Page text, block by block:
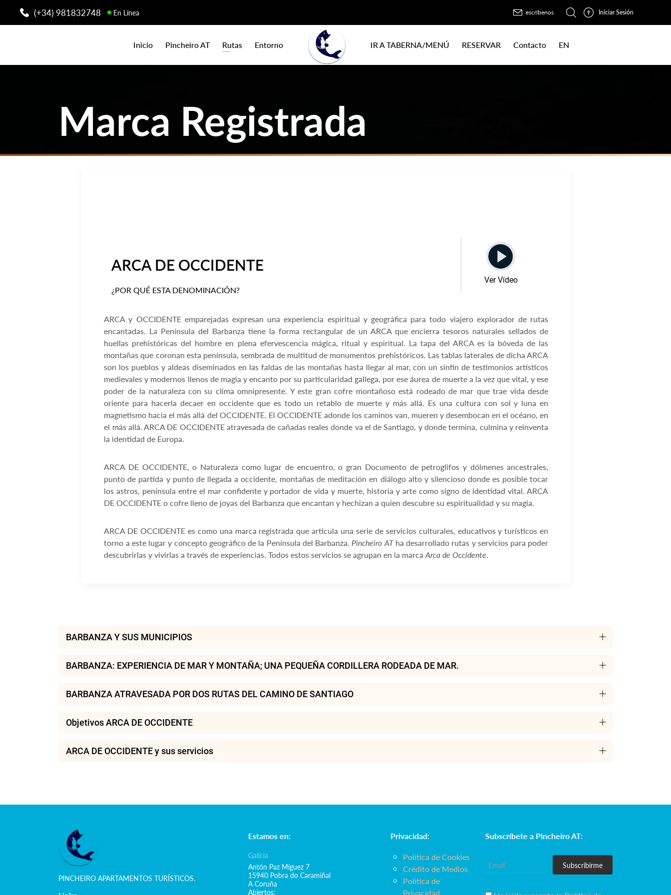
(+34) 981832748 En Línea escríbenos Iniciar Sesión
Inicio Pincheiro AT Rutas Entorno IR A TABERNA/MENÚ RESERVAR Contacto EN
Marca Registrada
ARCA DE OCCIDENTE
¿POR QUÉ ESTA DENOMINACIÓN?
Ver Vídeo
ARCA y OCCIDENTE emparejadas expresan una experiencia espiritual y geográfica para todo viajero explorador de rutas
encantadas. La Península del Barbanza tiene la forma rectangular de un ARCA que encierra tesoros naturales sellados de
huellas prehistóricas del hombre en plena efervescencia mágica, ritual y espiritual. La tapa del ARCA es la bóveda de las
montañas que coronan esta península, sembrada de multitud de monumentos prehistóricos. Las tablas laterales de dicha ARCA
son los pueblos y aldeas diseminados en las faldas de las montañas hasta llegar al mar, con un sinfín de testimonios artísticos
medievales y modernos llenos de magia y encanto por su particularidad gallega, por ese áurea de muerte a la vez que vital, y ese
poder de la naturaleza con su clima omnipresente. Y este gran cofre montañoso está rodeado de mar que trae vida desde
oriente para hacerla decaer en occidente que es todo un retablo de muerte y más allá. Es una cultura con sol y luna en
magnetismo hacia el más allá del OCCIDENTE. El OCCIDENTE adonde los caminos van, mueren y desembocan en el océano, en
el más allá. ARCA DE OCCIDENTE atravesada de cañadas reales donde va el de Santiago, y donde termina, culmina y reinventa
la identidad de Europa.
ARCA DE OCCIDENTE, o Naturaleza como lugar de encuentro, o gran Documento de petroglifos y dólmenes ancestrales,
punto de partida y punto de llegada a occidente, montañas de meditación en diálogo alto y silencioso donde es posible tocar
los astros, península entre el mar confidente y portador de vida y muerte, historia y arte como signo de identidad vital. ARCA
DE OCCIDENTE o cofre lleno de joyas del Barbanza que encantan y hechizan a quien descubre su espiritualidad y su magia.
ARCA DE OCCIDENTE es como una marca registrada que articula una serie de servicios culturales, educativos y turísticos en
torno a este lugar y concepto geográfico de la Península del Barbanza.Pincheiro ATha desarrollado rutas y servicios para poder
descubrirlas y vivirlas a través de experiencias. Todos estos servicios se agrupan en la marcaArca de Occidente.
BARBANZA Y SUS MUNICIPIOS
BARBANZA: EXPERIENCIA DE MAR Y MONTAÑA; UNA PEQUEÑA CORDILLERA RODEADA DE MAR.
BARBANZA ATRAVESADA POR DOS RUTAS DEL CAMINO DE SANTIAGO
Objetivos ARCA DE OCCIDENTE
ARCA DE OCCIDENTE y sus servicios
PINCHEIRO APARTAMENTOS TURÍSTICOS.
Estamos en:
Galicia
Antón Paz Míguez 7
15940 Pobra do Caramiñal
A Coruña
Abiertos:
Privacidad:
Política de Cookies
Crédito de Medios
Política de
Subscríbete a Pincheiro AT:
Subscribirme